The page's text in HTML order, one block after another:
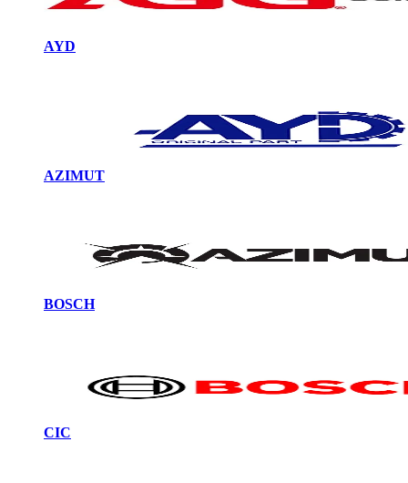
AYD
AZIMUT
BOSCH
CIC